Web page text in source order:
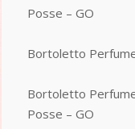
Posse – GO
Bortoletto
Bortoletto
Posse – GO